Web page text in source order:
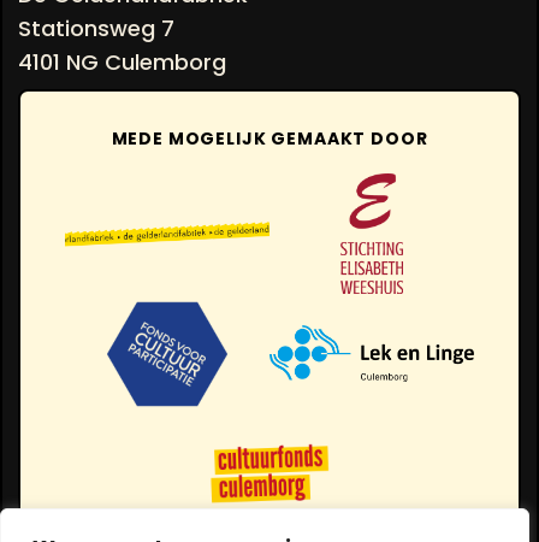
Stationsweg 7
4101 NG Culemborg
MEDE MOGELIJK GEMAAKT DOOR